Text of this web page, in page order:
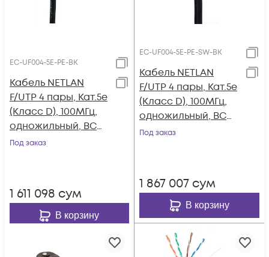
EC-UF004-5E-PE-BK
Кабель NETLAN
F/UTP 4 пары, Кат.5e
(Класс D), 100МГц,
одножильный, BC
(чистая медь),
Под заказ
1 611 098 сум
В корзину
EC-UF004-5E-PE-SW-BK
Кабель NETLAN
F/UTP 4 пары, Кат.5e
(Класс D), 100МГц,
одножильный, BC
(чистая медь),
тросом, черный,
Под заказ
1 867 007 сум
В корзину